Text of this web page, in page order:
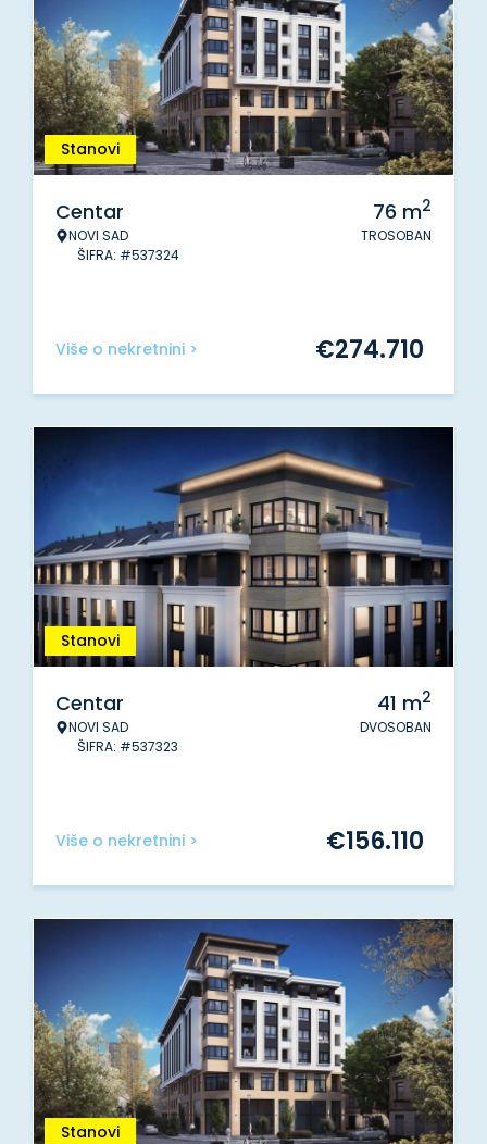
Stanovi
Centar
NOVI SAD
ŠIFRA: #537324
76 m2
TROSOBAN
Više o nekretnini > €274.710
Stanovi
Centar
NOVI SAD
ŠIFRA: #537323
41 m2
DVOSOBAN
Više o nekretnini > €156.110
Stanovi